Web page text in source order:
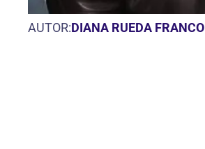
AUTOR:DIANA RUEDA FRANCO